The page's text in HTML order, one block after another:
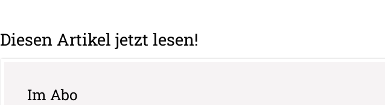
Diesen Artikel jetzt lesen!
Im Abo